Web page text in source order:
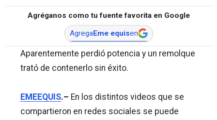
Agréganos como tu fuente favorita en Google
AgregaEme equisen
Aparentemente perdió potencia y un remolque
trató de contenerlo sin éxito.
EMEEQUIS.– En los distintos videos que se
compartieron en redes sociales se puede